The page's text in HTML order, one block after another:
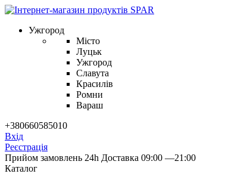
Ужгород
Місто
Луцьк
Ужгород
Славута
Красилів
Ромни
Вараш
+380660585010
Вхід
Реєстрація
Прийом замовлень 24h Доставка 09:00 —21:00
Каталог